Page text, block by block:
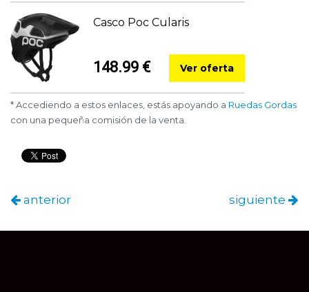
Casco Poc Cularis
148.99 € Ver oferta
* Accediendo a estos enlaces, estás apoyando a Ruedas Gordas
con una pequeña comisión de la venta.
anterior siguiente